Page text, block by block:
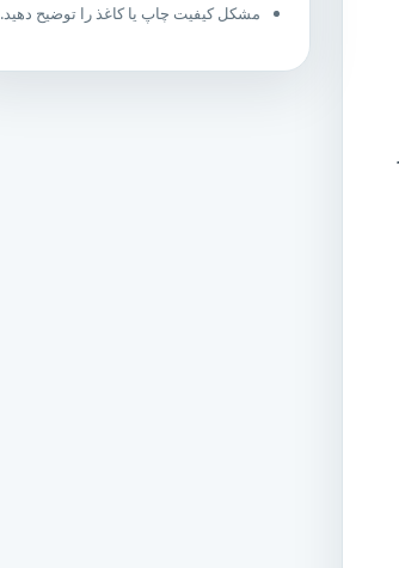
مشکل کیفیت چاپ یا کاغذ را توضیح دهید.